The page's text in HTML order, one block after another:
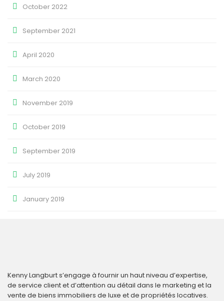
October 2022
September 2021
April 2020
March 2020
November 2019
October 2019
September 2019
July 2019
January 2019
Kenny Langburt s’engage à fournir un haut niveau d’expertise,
de service client et d’attention au détail dans le marketing et la
vente de biens immobiliers de luxe et de propriétés locatives.